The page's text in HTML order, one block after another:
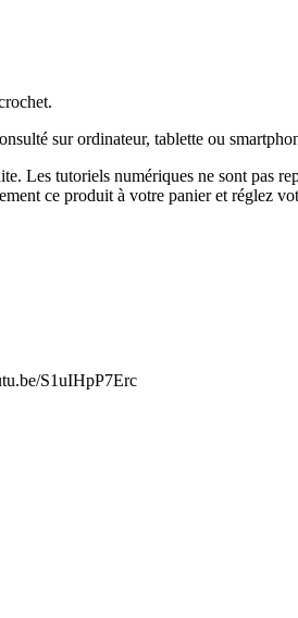
sur ordinateur, tablette ou
tutoriels numériques ne sont pas
ce produit à votre panier et réglez
S1uIHpP7Erc